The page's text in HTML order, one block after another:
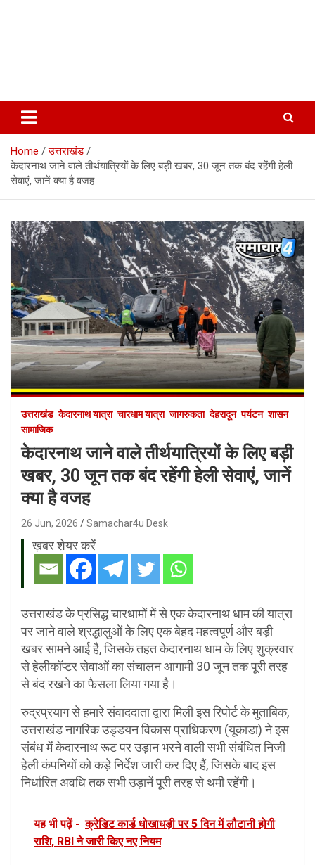
Home
उत्तराखंड
केदारनाथ जाने वाले तीर्थयात्रियों के लिए बड़ी खबर, 30 जून तक बंद रहेंगी हेली
सेवाएं, जानें क्या है वजह
उत्तराखंड केदारनाथ यात्रा चारधाम यात्रा जागरुकता देहरादून पर्यटन शासन
सामाजिक
केदारनाथ जाने वाले तीर्थयात्रियों के लिए बड़ी
खबर, 30 जून तक बंद रहेंगी हेली सेवाएं, जानें
क्या है वजह
26 Jun, 2026 Samachar4u Desk
ख़बर शेयर करें
उत्तराखंड के प्रसिद्ध चारधामों में से एक केदारनाथ धाम की यात्रा
पर जाने वाले श्रद्धालुओं के लिए एक बेहद महत्वपूर्ण और बड़ी
खबर सामने आई है, जिसके तहत केदारनाथ धाम के लिए शुक्रवार
से हेलीकॉप्टर सेवाओं का संचालन आगामी 30 जून तक पूरी तरह
से बंद रखने का फैसला लिया गया है।
रुद्रप्रयाग से हमारे संवाददाता द्वारा मिली इस रिपोर्ट के मुताबिक,
उत्तराखंड नागरिक उड्डयन विकास प्राधिकरण (यूकाडा) ने इस
संबंध में केदारनाथ रूट पर उड़ान भरने वाली सभी संबंधित निजी
हेली कंपनियों को कड़े निर्देश जारी कर दिए हैं, जिसके बाद इस
निर्धारित अवधि तक सभी उड़ानें पूरी तरह से थमी रहेंगी।
यह भी पढ़ें - क्रेडिट कार्ड धोखाधड़ी पर 5 दिन में लौटानी होगी
राशि, RBI ने जारी किए नए नियम